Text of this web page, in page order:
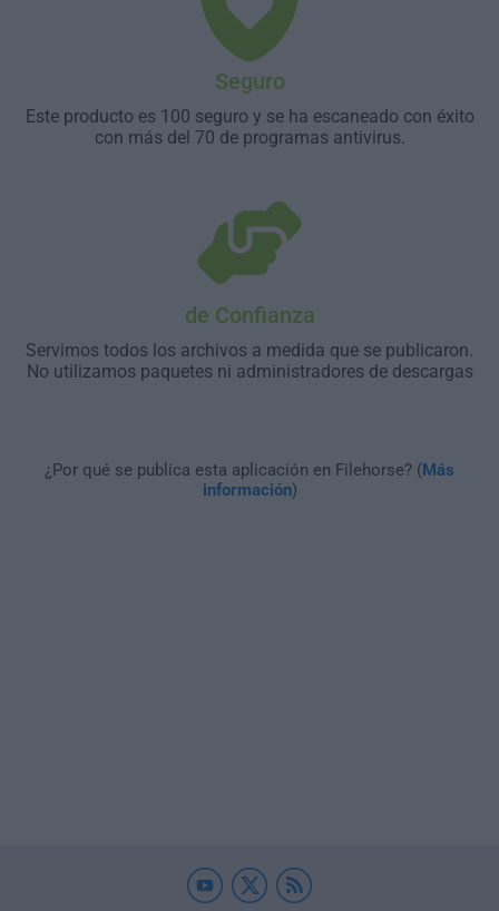
Seguro
Este producto es 100 seguro y se ha escaneado con éxito
con más del 70 de programas antivirus.
de Confianza
Servimos todos los archivos a medida que se publicaron.
No utilizamos paquetes ni administradores de descargas
¿Por qué se publica esta aplicación en Filehorse? (Más
información)